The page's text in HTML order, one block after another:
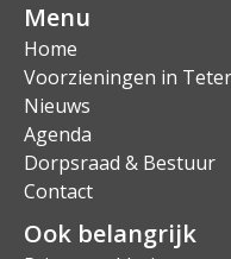
Menu
Home
Voorzieningen in
Nieuws
Agenda
Dorpsraad & Bestuur
Contact
Ook belangrijk